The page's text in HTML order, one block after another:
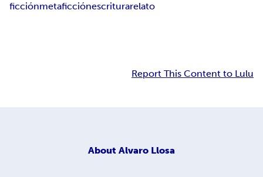
ficciónmetaficciónescriturarelato
Report This Content to Lulu
About Alvaro Llosa